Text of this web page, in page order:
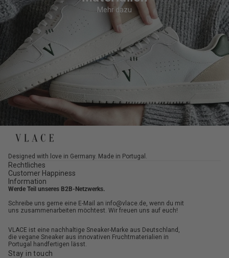
Mehr dazu
Designed with love in Germany. Made in Portugal.
Rechtliches
Customer Happiness
Information
Werde Teil unseres B2B-Netzwerks.
Schreibe uns gerne eine E-Mail an info@vlace.de, wenn du mit
uns zusammenarbeiten möchtest. Wir freuen uns auf euch!
VLACE ist eine nachhaltige Sneaker-Marke aus Deutschland,
die vegane Sneaker aus innovativen Fruchtmaterialien in
Portugal handfertigen lässt.
Stay in touch